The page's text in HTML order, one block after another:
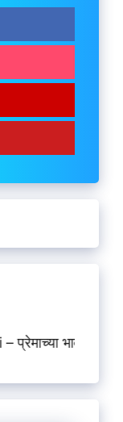
भावना सांगणाऱ्या